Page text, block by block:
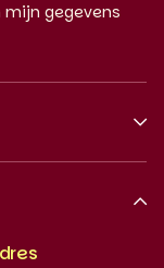
mijn gegevens